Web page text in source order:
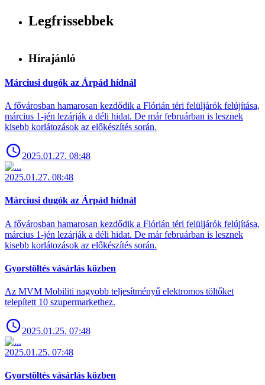
Legfrissebbek
Hírajánló
Márciusi dugók az Árpád hídnál
A fővárosban hamarosan kezdődik a Flórián téri felüljárók felújítása,
március 1-jén lezárják a déli hidat. De már februárban is lesznek
kisebb korlátozások az előkészítés során.
2025.01.27. 08:48
2025.01.27. 08:48
Márciusi dugók az Árpád hídnál
A fővárosban hamarosan kezdődik a Flórián téri felüljárók felújítása,
március 1-jén lezárják a déli hidat. De már februárban is lesznek
kisebb korlátozások az előkészítés során.
Gyorstöltés vásárlás közben
Az MVM Mobiliti nagyobb teljesítményű elektromos töltőket
telepített 10 szupermarkethez.
2025.01.25. 07:48
2025.01.25. 07:48
Gyorstöltés vásárlás közben